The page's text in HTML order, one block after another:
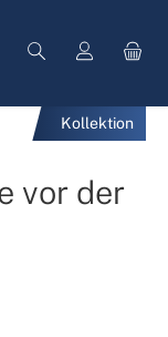
Kollektion
vor der